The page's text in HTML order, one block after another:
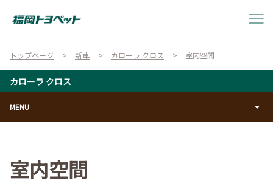
トップページ 新車 カローラ クロス 室内空間
カローラ クロス
MENU
室内空間